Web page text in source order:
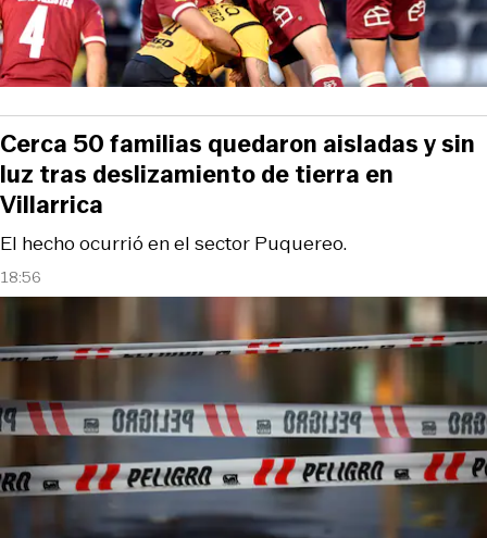
18:56
El hecho ocurrió en el sector Puquereo.
Cerca 50 familias quedaron aisladas y sin
luz tras deslizamiento de tierra en
Villarrica